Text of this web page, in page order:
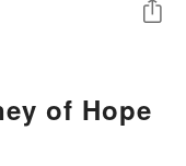
of Hope
分享